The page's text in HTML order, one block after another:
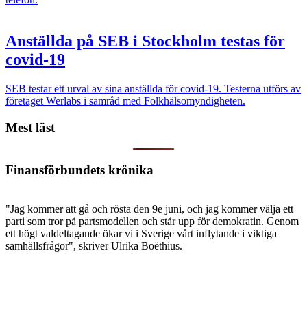
Anställda på SEB i Stockholm testas för
covid-19
SEB testar ett urval av sina anställda för covid-19. Testerna utförs av
företaget Werlabs i samråd med Folkhälsomyndigheten.
Mest läst
Finansförbundets krönika
"Jag kommer att gå och rösta den 9e juni, och jag kommer välja ett
parti som tror på partsmodellen och står upp för demokratin. Genom
ett högt valdeltagande ökar vi i Sverige vårt inflytande i viktiga
samhällsfrågor", skriver Ulrika Boëthius.